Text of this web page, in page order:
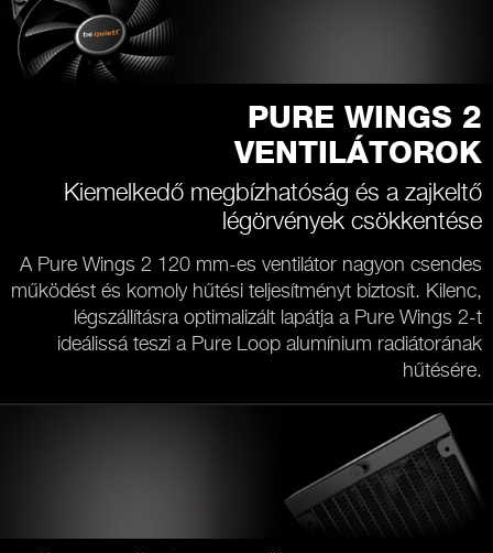
PURE WINGS 2
VENTILÁTOROK
Kiemelkedő megbízhatóság és a zajkeltő
légörvények csökkentése
A Pure Wings 2 120 mm-es ventilátor nagyon csendes
működést és komoly hűtési teljesítményt biztosít. Kilenc,
légszállításra optimalizált lapátja a Pure Wings 2-t
ideálissá teszi a Pure Loop alumínium radiátorának
hűtésére.